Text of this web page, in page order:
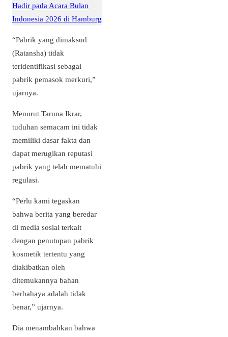
Hadir pada Acara Bulan
Indonesia 2026 di Hamburg
“Pabrik yang dimaksud
(Ratansha) tidak
teridentifikasi sebagai
pabrik pemasok merkuri,”
ujarnya.
Menurut Taruna Ikrar,
tuduhan semacam ini tidak
memiliki dasar fakta dan
dapat merugikan reputasi
pabrik yang telah mematuhi
regulasi.
“Perlu kami tegaskan
bahwa berita yang beredar
di media sosial terkait
dengan penutupan pabrik
kosmetik tertentu yang
diakibatkan oleh
ditemukannya bahan
berbahaya adalah tidak
benar,” ujarnya.
Dia menambahkan bahwa